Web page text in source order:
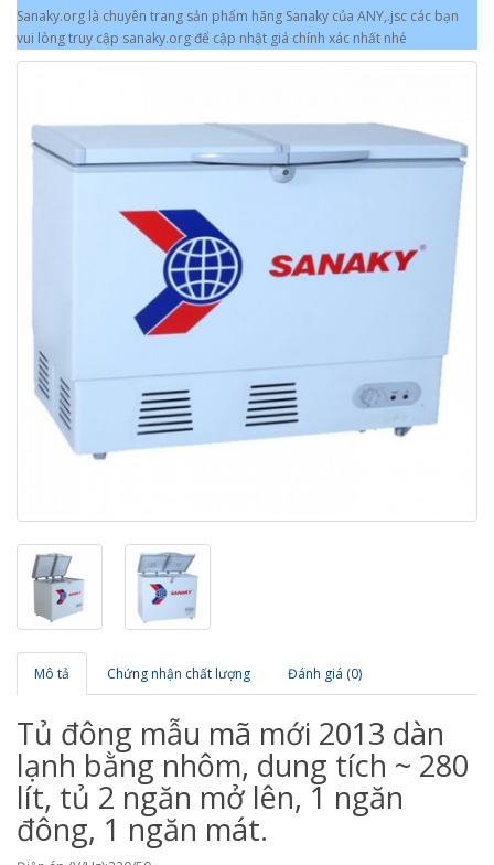
Sanaky.org là chuyên trang sản phẩm hãng Sanaky của ANY,.jsc các bạn
vui lòng truy cập sanaky.org để cập nhật giá chính xác nhất nhé
Mô tả Chứng nhận chất lượng Đánh giá (0)
Tủ đông mẫu mã mới 2013 dàn
lạnh bằng nhôm, dung tích ~ 280
lít, tủ 2 ngăn mở lên, 1 ngăn
đông, 1 ngăn mát.